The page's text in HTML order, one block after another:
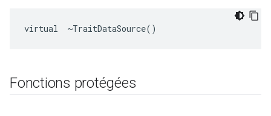
virtual  ~TraitDataSource()
Fonctions protégées